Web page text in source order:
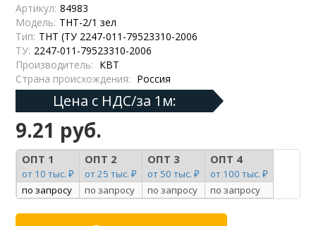
Артикул: 84983
Модель: ТНТ-2/1 зел
Тип: ТНТ (ТУ 2247-011-79523310-2006
ТУ: 2247-011-79523310-2006
Производитель: КВТ
Страна происхождения: Россия
Цена с НДС/за 1м:
9.21 руб.
ОПТ 1
от 10 тыс. ₽
ОПТ 2
от 25 тыс. ₽
ОПТ 3
от 50 тыс. ₽
ОПТ 4
от 100 тыс. ₽
по запросу
по запросу по запросу по запросу